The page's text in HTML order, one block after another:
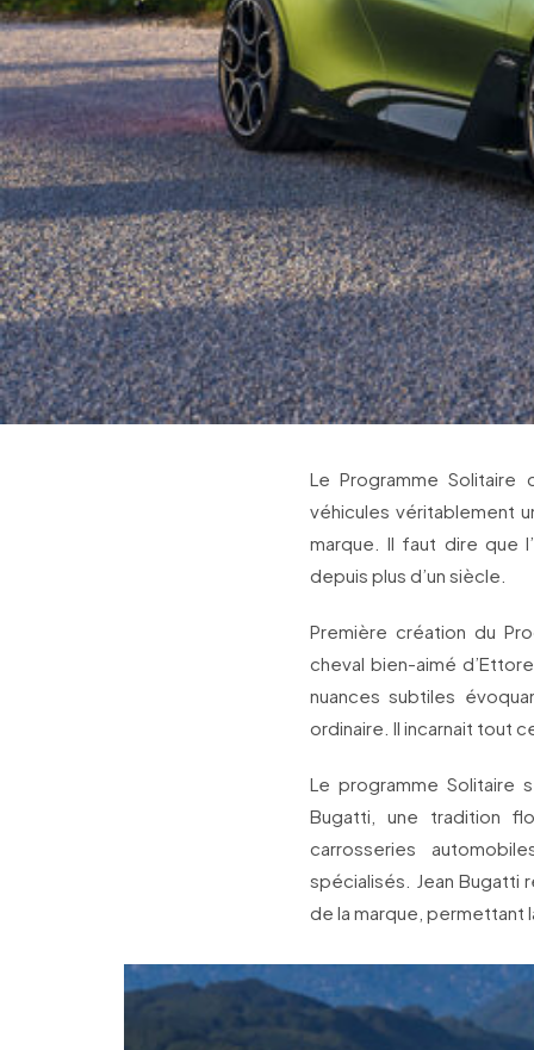
Le Programme
véhicules véritablement
marque. Il faut dire que
depuis plus d’un siècle.
Première création du
cheval bien-aimé
nuances subtiles
ordinaire. Il incarnait tout
Le programme Solitaire
Bugatti, une tradition
carrosseries
spécialisés. Jean Bugatti
de la marque, permettant